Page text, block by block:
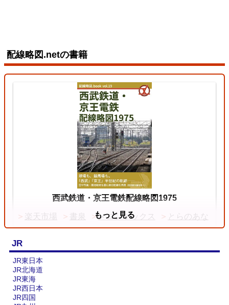
配線略図.netの書籍
西武鉄道・京王電鉄配線略図1975
楽天市場 書泉 メロンブックス とらのあな
もっと見る
JR
JR東日本
JR北海道
JR東海
JR西日本
JR四国